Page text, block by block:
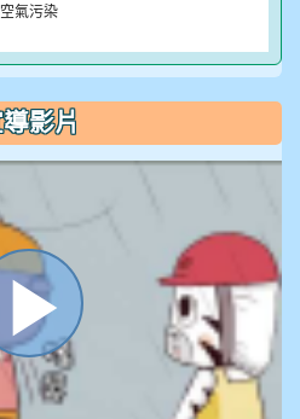
氣污染
影片
播